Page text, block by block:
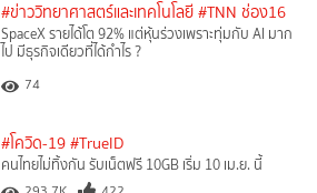
#ข่าววิทยาศาสตร์และเทคโนโลยี #TNN ช่อง16
SpaceX รายได้โต 92% แต่หุ้นร่วงเพราะทุ่มกับ AI มาก
ไป มีธุรกิจเดียวที่ได้กำไร ?
74
#โควิด-19 #TrueID
คนไทยไม่ทิ้งกัน รับเน็ตฟรี 10GB เริ่ม 10 เม.ย. นี้